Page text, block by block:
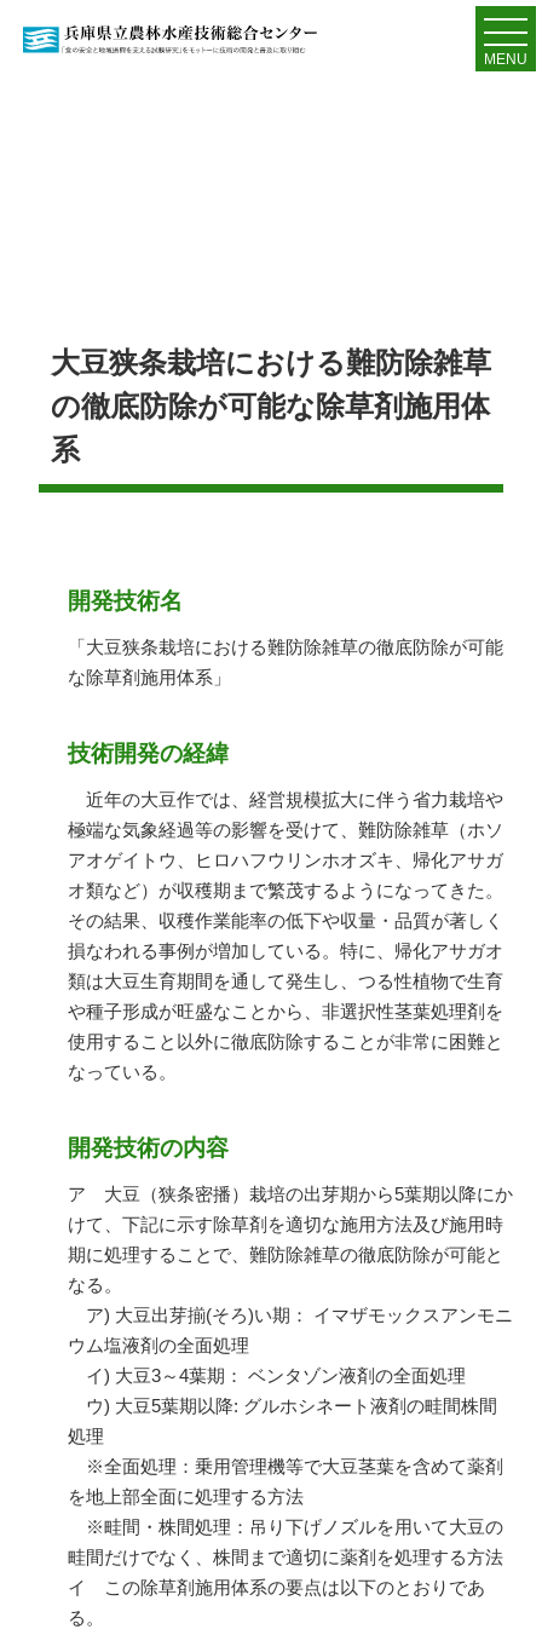
MENU
大豆狭条栽培における難防除雑草
の徹底防除が可能な除草剤施用体
系
開発技術名
「大豆狭条栽培における難防除雑草の徹底防除が可能
な除草剤施用体系」
技術開発の経緯
近年の大豆作では、経営規模拡大に伴う省力栽培や
極端な気象経過等の影響を受けて、難防除雑草（ホソ
アオゲイトウ、ヒロハフウリンホオズキ、帰化アサガ
オ類など）が収穫期まで繁茂するようになってきた。
その結果、収穫作業能率の低下や収量・品質が著しく
損なわれる事例が増加している。特に、帰化アサガオ
類は大豆生育期間を通して発生し、つる性植物で生育
や種子形成が旺盛なことから、非選択性茎葉処理剤を
使用すること以外に徹底防除することが非常に困難と
なっている。
開発技術の内容
ア 大豆（狭条密播）栽培の出芽期から5葉期以降にか
けて、下記に示す除草剤を適切な施用方法及び施用時
期に処理することで、難防除雑草の徹底防除が可能と
なる。
ア) 大豆出芽揃(そろ)い期： イマザモックスアンモニ
ウム塩液剤の全面処理
イ) 大豆3～4葉期： ベンタゾン液剤の全面処理
ウ) 大豆5葉期以降: グルホシネート液剤の畦間株間
処理
※全面処理：乗用管理機等で大豆茎葉を含めて薬剤
を地上部全面に処理する方法
※畦間・株間処理：吊り下げノズルを用いて大豆の
畦間だけでなく、株間まで適切に薬剤を処理する方法
イ この除草剤施用体系の要点は以下のとおりであ
る。